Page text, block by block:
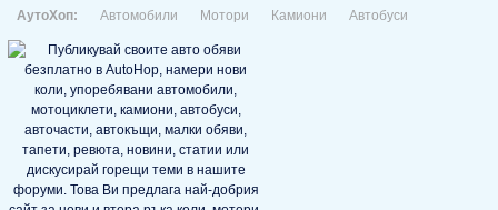
АутоХоп: Автомобили Мотори Камиони Автобуси